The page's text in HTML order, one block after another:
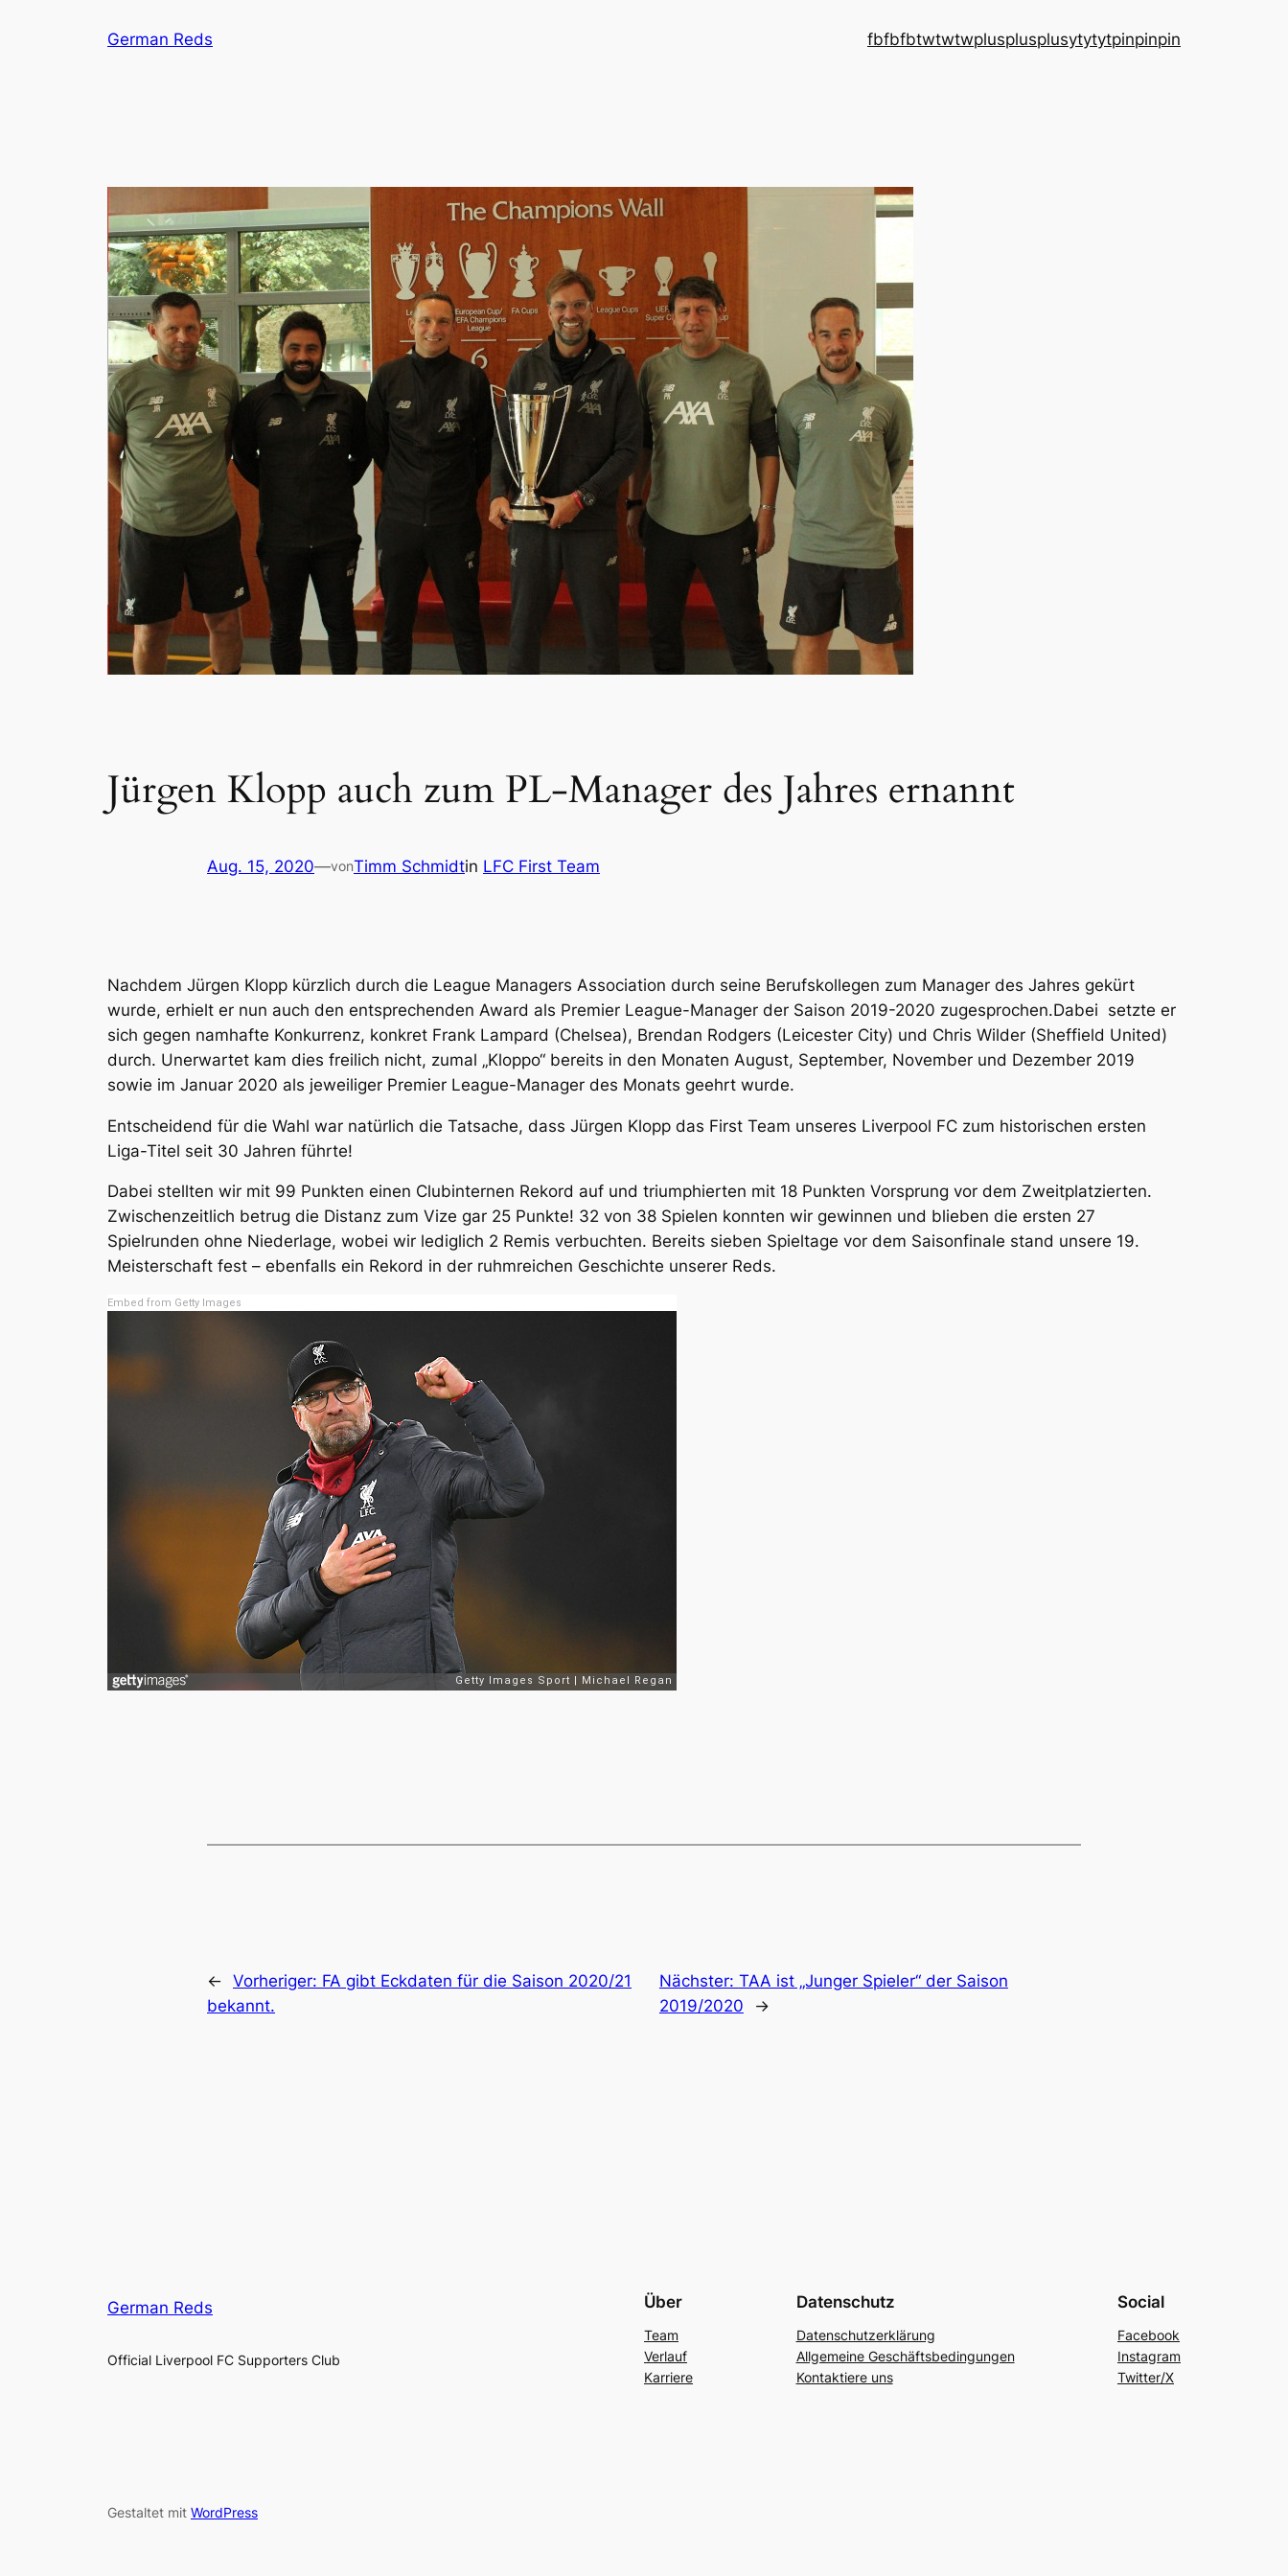
German Reds fbfbfbtwtwtwplusplusplusytytytpinpinpin
Jürgen Klopp auch zum PL-Manager des Jahres ernannt
Aug. 15, 2020—vonTimm Schmidtin LFC First Team
Nachdem Jürgen Klopp kürzlich durch die League Managers Association durch seine Berufskollegen zum Manager des Jahres gekürt
wurde, erhielt er nun auch den entsprechenden Award als Premier League-Manager der Saison 2019-2020 zugesprochen.Dabei setzte er
sich gegen namhafte Konkurrenz, konkret Frank Lampard (Chelsea), Brendan Rodgers (Leicester City) und Chris Wilder (Sheffield United)
durch. Unerwartet kam dies freilich nicht, zumal „Kloppo“ bereits in den Monaten August, September, November und Dezember 2019
sowie im Januar 2020 als jeweiliger Premier League-Manager des Monats geehrt wurde.
Entscheidend für die Wahl war natürlich die Tatsache, dass Jürgen Klopp das First Team unseres Liverpool FC zum historischen ersten
Liga-Titel seit 30 Jahren führte!
Dabei stellten wir mit 99 Punkten einen Clubinternen Rekord auf und triumphierten mit 18 Punkten Vorsprung vor dem Zweitplatzierten.
Zwischenzeitlich betrug die Distanz zum Vize gar 25 Punkte! 32 von 38 Spielen konnten wir gewinnen und blieben die ersten 27
Spielrunden ohne Niederlage, wobei wir lediglich 2 Remis verbuchten. Bereits sieben Spieltage vor dem Saisonfinale stand unsere 19.
Meisterschaft fest – ebenfalls ein Rekord in der ruhmreichen Geschichte unserer Reds.
Embed from Getty Images
← Vorheriger: FA gibt Eckdaten für die Saison 2020/21
bekannt.
Nächster: TAA ist „Junger Spieler“ der Saison
2019/2020
→
German Reds
Official Liverpool FC Supporters Club
Über
Team
Verlauf
Karriere
Datenschutz
Datenschutzerklärung
Allgemeine Geschäftsbedingungen
Kontaktiere uns
Social
Facebook
Instagram
Twitter/X
Gestaltet mit WordPress